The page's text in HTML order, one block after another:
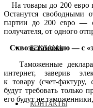
РЕКЛАМА
КОНТАКТЫ
На товары до 200 евро
Останутся свободными
партии до 200 евро —
получателя, от одного
Сквозь таможню — с
Таможенные
интернет, заверив
к товару (счет-
будут требовать только
его будут не